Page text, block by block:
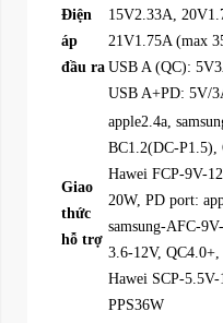
Điện
áp
đầu ra
15V2.33A,
21V1.75A (max
USB A (QC):
USB A+PD: 5V/
Giao
thức
hỗ trợ
apple2.4a,
BC1.2(DC-P1.5),
Hawei FCP-9V-
20W, PD port:
samsung-AFC-
3.6-12V,
Hawei SCP-
PPS36W